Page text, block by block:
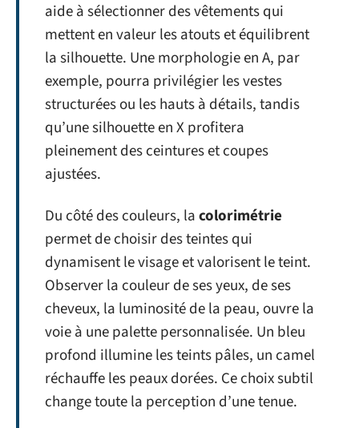
aide à sélectionner des vêtements qui
mettent en valeur les atouts et équilibrent
la silhouette. Une morphologie en A, par
exemple, pourra privilégier les vestes
structurées ou les hauts à détails, tandis
qu’une silhouette en X profitera
pleinement des ceintures et coupes
ajustées.
Du côté des couleurs, lacolorimétrie
permet de choisir des teintes qui
dynamisent le visage et valorisent le teint.
Observer la couleur de ses yeux, de ses
cheveux, la luminosité de la peau, ouvre la
voie à une palette personnalisée. Un bleu
profond illumine les teints pâles, un camel
réchauffe les peaux dorées. Ce choix subtil
change toute la perception d’une tenue.